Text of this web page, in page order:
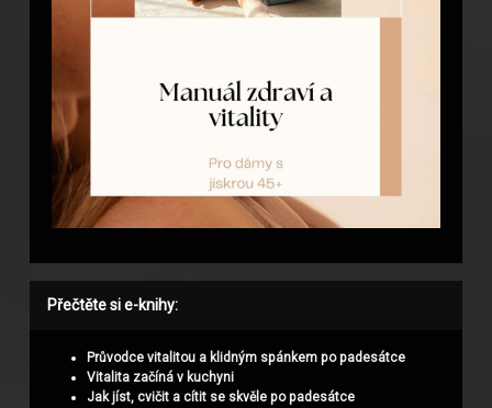
Přečtěte si e-knihy:
Průvodce vitalitou a klidným spánkem po padesátce
Vitalita začíná v kuchyni
Jak jíst, cvičit a cítit se skvěle po padesátce